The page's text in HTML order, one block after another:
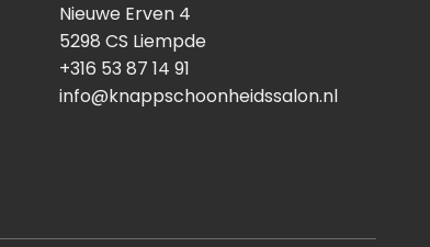
Nieuwe Erven 4
5298 CS Liempde
+316 53 87 14 91
info@knappschoonheidssalon.nl